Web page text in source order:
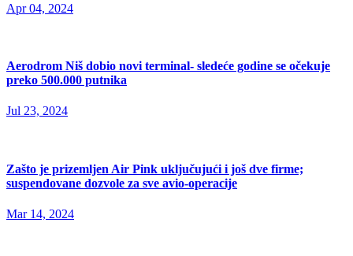
Apr 04, 2024
Aerodrom Niš dobio novi terminal- sledeće godine se očekuje
preko 500.000 putnika
Jul 23, 2024
Zašto je prizemljen Air Pink uključujući i još dve firme;
suspendovane dozvole za sve avio-operacije
Mar 14, 2024